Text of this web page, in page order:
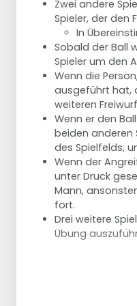
den anderen
der Passgeber
dort aber mit
Verteidigung
Angreifer haben
2 Pässe
der Angreifer,
Verteidiger
Unterrichtspunkte
der Verteidiger
begeht
der Verteidiger
Dribbler an den
Zwei andere
Spieler, der den
In
Sobald der Ball
Spieler um den
Wenn die
ausgeführt hat,
weiteren
Wenn er den
beiden anderen
des Spielfelds,
Wenn der
unter Druck
Mann,
fort.
Drei weitere
Übung